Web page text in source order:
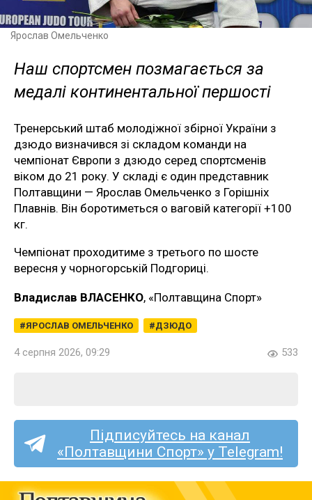
Ярослав Омельченко
Наш спортсмен позмагається за
медалі континентальної першості
Тренерський штаб молодіжної збірної України з
дзюдо визначився зі складом команди на
чемпіонат Європи з дзюдо серед спортсменів
віком до 21 року. У складі є один представник
Полтавщини — Ярослав Омельченко з Горішніх
Плавнів. Він боротиметься о ваговій категорії +100
кг.
Чемпіонат проходитиме з третього по шосте
вересня у чорногорській Подгориці.
Владислав ВЛАСЕНКО, «Полтавщина Спорт»
ЯРОСЛАВ ОМЕЛЬЧЕНКО ДЗЮДО
4 серпня 2026, 09:29 533
Підписуйтесь на канал
«Полтавщини Спорт» у Telegram!